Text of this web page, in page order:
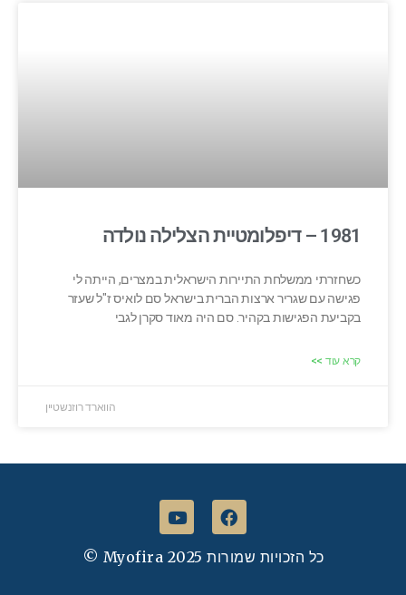
1981 – דיפלומטיית הצלילה נולדה
כשחזרתי ממשלחת התיירות הישראלית במצרים, הייתה לי
פגישה עם שגריר ארצות הברית בישראל סם לואיס ז"ל שעזר
בקביעת הפגישות בקהיר. סם היה מאוד סקרן לגבי
קרא עוד >>
הווארד רוזנשטיין
© Myofira 2025 כל הזכויות שמורות